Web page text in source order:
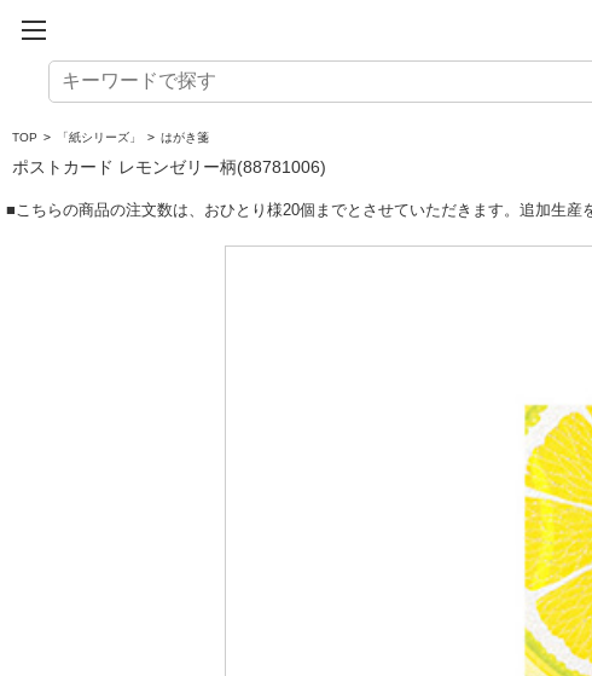
TOP > 「紙シリーズ」 > はがき箋
ポストカード レモンゼリー柄(88781006)
■こちらの商品の注文数は、おひとり様20個までとさせていただきます。追加生